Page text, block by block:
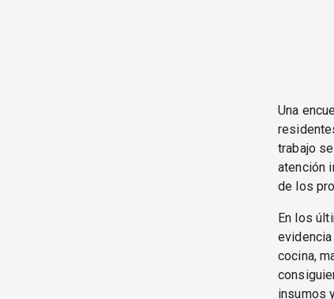
Una
trabajo
atención
de los
En los
cocina,
insumos